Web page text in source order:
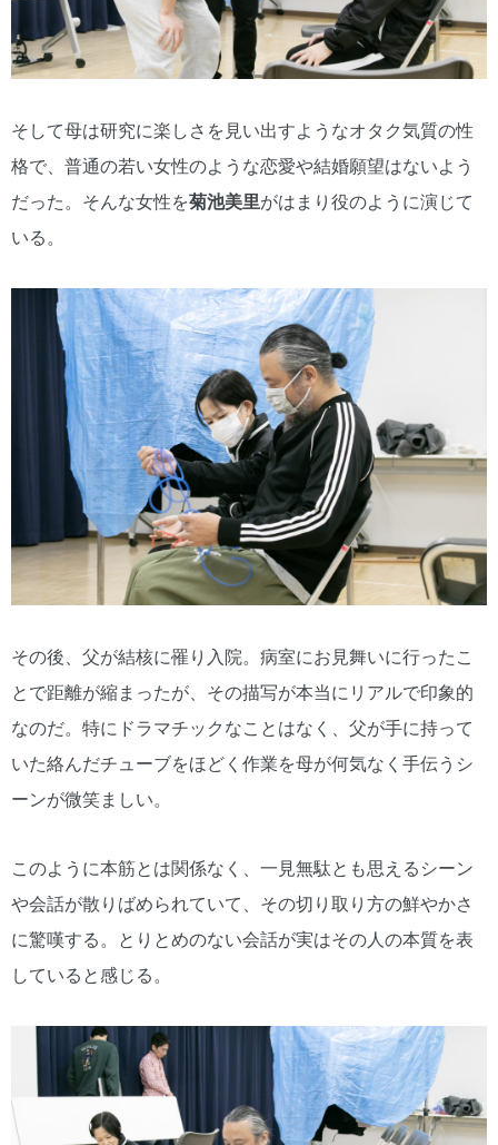
そして母は研究に楽しさを見い出すようなオタク気質の性
格で、普通の若い女性のような恋愛や結婚願望はないよう
だった。そんな女性を菊池美里がはまり役のように演じて
いる。
その後、父が結核に罹り入院。病室にお見舞いに行ったこ
とで距離が縮まったが、その描写が本当にリアルで印象的
なのだ。特にドラマチックなことはなく、父が手に持って
いた絡んだチューブをほどく作業を母が何気なく手伝うシ
ーンが微笑ましい。
このように本筋とは関係なく、一見無駄とも思えるシーン
や会話が散りばめられていて、その切り取り方の鮮やかさ
に驚嘆する。とりとめのない会話が実はその人の本質を表
していると感じる。